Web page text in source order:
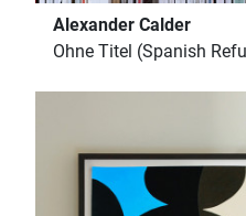
Alexander Calder
Ohne Titel (Spanish